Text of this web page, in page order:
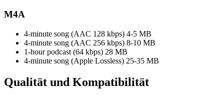
M4A
4-minute song (AAC 128 kbps) 4-5 MB
4-minute song (AAC 256 kbps) 8-10 MB
1-hour podcast (64 kbps) 28 MB
4-minute song (Apple Lossless) 25-35 MB
Qualität und Kompatibilität